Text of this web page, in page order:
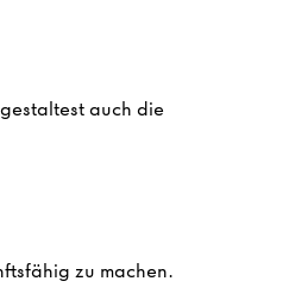
auch die
zu machen.